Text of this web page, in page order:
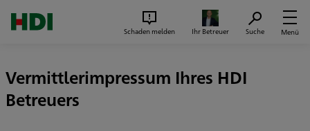
Schaden melden Ihr Betreuer Suche Menü
Vermittlerimpressum Ihres HDI
Betreuers